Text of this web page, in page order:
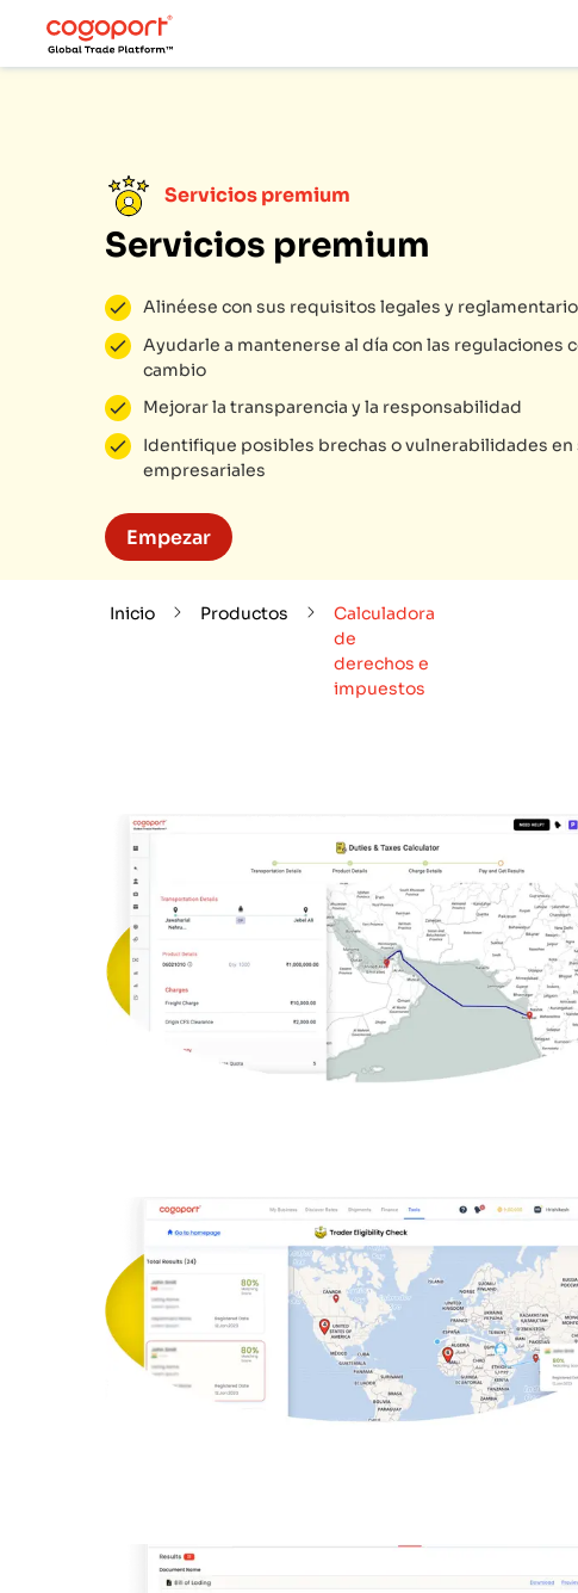
Servicios premium
Servicios premium
Alinéese con sus requisitos legales y
Ayudarle a mantenerse al día con las regulaciones
cambio
Mejorar la transparencia y la responsabilidad
Identifique posibles brechas o vulnerabilidades en
empresariales
Empezar
Inicio Productos
Calculadora
de
derechos e
impuestos